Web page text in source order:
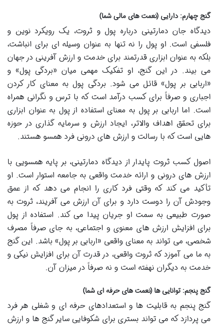
گنج چهارم: دارایی (نعمت های مالی شما)
دیدگاه جان دمارتینی درباره پول و ثروت، یک رویکرد نوین و
فلسفی است. او پول را نه تنها به عنوان وسیله ای برای انباشت،
بلکه به عنوان ابزاری قدرتمند برای خدمت و ارزش آفرینی در جهان
می بیند. در این گنج، او تفکیک مهمی میان «بردگی پول» و
«اربابی بر پول» قائل می شود. بردگی پول به معنای کار کردن
اجباری و صرفاً برای کسب درآمد است که با ترس و نگرانی همراه
است. اما اربابی بر پول به معنای استفاده از پول به عنوان ابزاری
برای تحقق اهداف والاتر، ایجاد ارزش و سرمایه گذاری در حوزه
هایی است که با رسالت و ارزش های درونی فرد همسو هستند.
اصول کسب ثروت پایدار از دیدگاه دمارتینی، بر پایه همسویی با
ارزش های درونی و ارائه خدمت واقعی به جامعه استوار است. او
تأکید می کند که وقتی فرد کاری را انجام می دهد که از عمق
وجودش آن را دوست دارد و برای آن ارزش می آفریند، ثروت به
صورت طبیعی به سمت او جریان پیدا می کند. استفاده از پول
برای افزایش ارزش های معنوی و اجتماعی، به جای صرفاً مصرف
شخصی، می تواند به معنای واقعی «اربابی بر پول» باشد. این گنج
به ما می آموزد که ثروت واقعی، در قدرت آن برای افزایش نیکی و
خدمت به دیگران نهفته است و نه صرفاً در میزان آن.
گنج پنجم: توانایی ها (نعمت های حرفه ای شما)
گنج پنجم به قابلیت ها و استعدادهای حرفه ای و شغلی هر فرد
می پردازد که می تواند بستری برای شکوفایی سایر گنج ها و ارزش